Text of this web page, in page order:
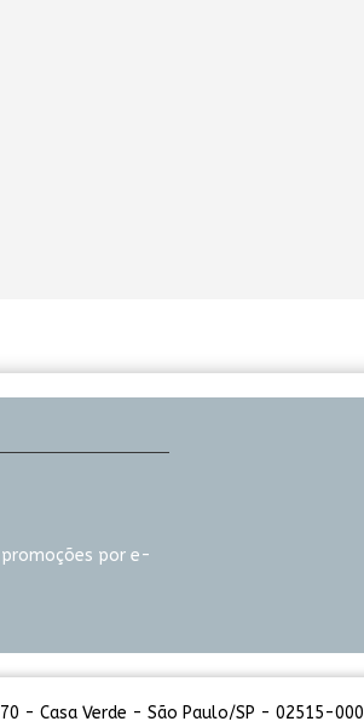
por e-
- Casa Verde - São Paulo/SP - 02515-000